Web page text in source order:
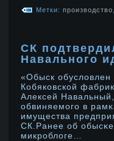
Метки: производство
СК
Навального
«Обыск обуслοвлен
Кобяковской
Алексей
обвиняемого в
имущества
СК.Ранее об
микрοблοге…